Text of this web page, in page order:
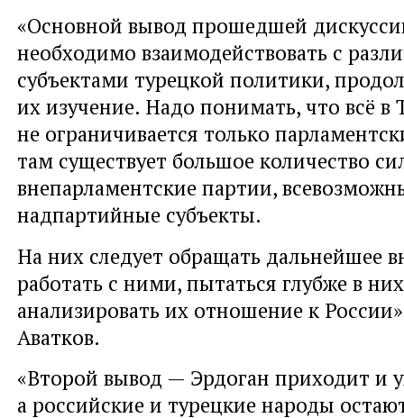
«Основной вывод прошедшей
необходимо взаимодействовать с
субъектами турецкой политики,
их изучение. Надо понимать, что всё в
не ограничивается только
там существует большое количество
внепарламентские партии,
надпартийные субъекты.
На них следует обращать дальнейшее
работать с ними, пытаться глубже в
анализировать их отношение к
Аватков.
«Второй вывод — Эрдоган приходит и
а российские и турецкие народы